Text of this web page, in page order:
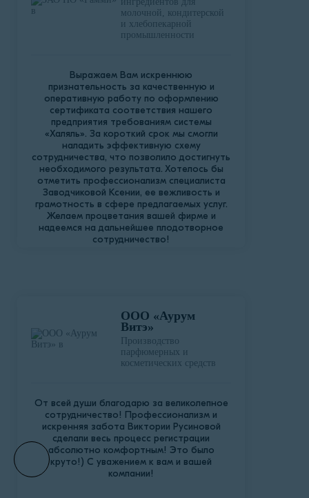
молочной, кондитерской
и хлебопекарной
промышленности
Выражаем Вам искреннюю
признательность за качественную и
оперативную работу по оформлению
сертификата соответствия нашего
предприятия требованиям системы
«Халяль». За короткий срок мы смогли
наладить эффективную схему
сотрудничества, что позволило достигнуть
необходимого результата. Хотелось бы
отметить профессионализм специалиста
Заводчиковой Ксении, ее вежливость и
грамотность в сфере предлагаемых услуг.
Желаем процветания вашей фирме и
надеемся на дальнейшее плодотворное
сотрудничество!
ООО «Аурум
Витэ»
Производство
парфюмерных и
косметических средств
От всей души благодарю за великолепное
сотрудничество! Профессионализм и
искренняя забота Виктории Русиновой
сделали весь процесс регистрации
абсолютно комфортным! Это было
круто!) С уважением к вам и вашей
компании!